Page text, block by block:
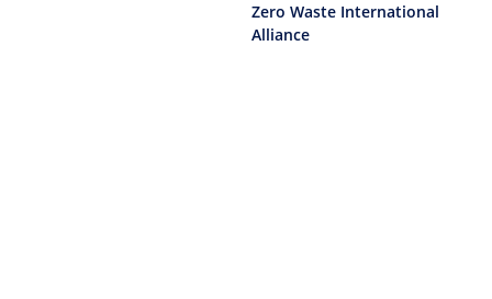
Zero Waste International
Alliance